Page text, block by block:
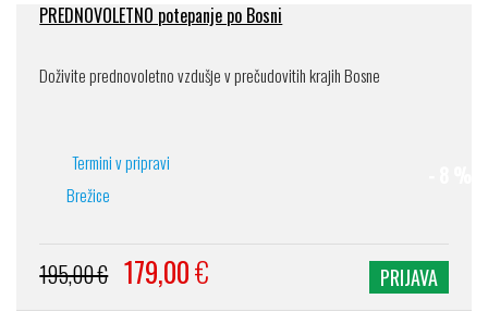
PREDNOVOLETNO potepanje po Bosni
Doživite prednovoletno vzdušje v prečudovitih krajih Bosne
Termini v pripravi
Brežice
195,00 € 179,00€ PRIJAVA